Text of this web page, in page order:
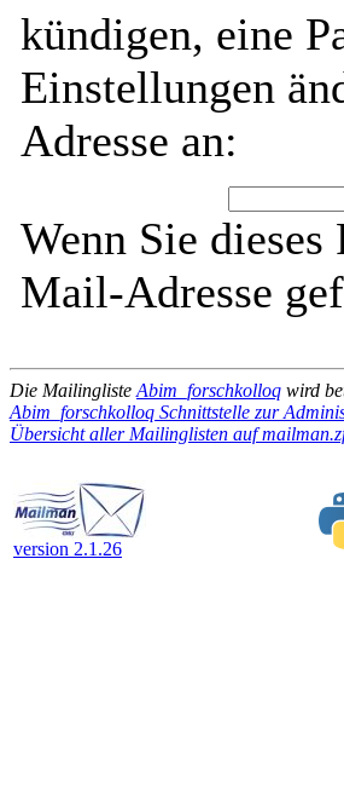
kündigen, eine
Einstellungen
Adresse an:
Wenn Sie
Mail-Adresse
Die Mailingliste Abim_forschkolloq wird
Abim_forschkolloq Schnittstelle zur
Übersicht aller Mailinglisten auf
version 2.1.26